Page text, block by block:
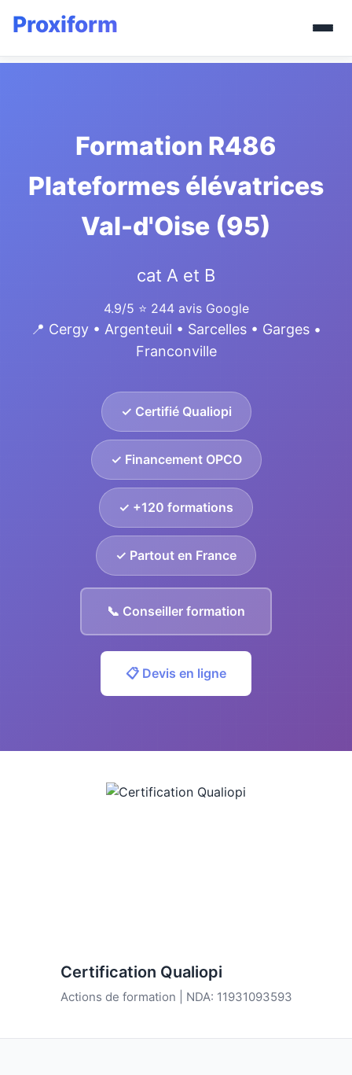
Formation R486
Plateformes élévatrices
Val-d'Oise (95)
cat A et B
4.9/5 ⭐ 244 avis Google
📍 Cergy • Argenteuil • Sarcelles • Garges •
Franconville
✓ Certifié Qualiopi
✓ Financement OPCO
✓ +120 formations
✓ Partout en France
📞 Conseiller formation
📋 Devis en ligne
Certification Qualiopi
Actions de formation | NDA: 11931093593